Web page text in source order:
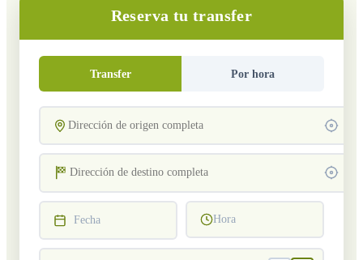
Reserva tu transfer
Transfer Por hora
Fecha Hora